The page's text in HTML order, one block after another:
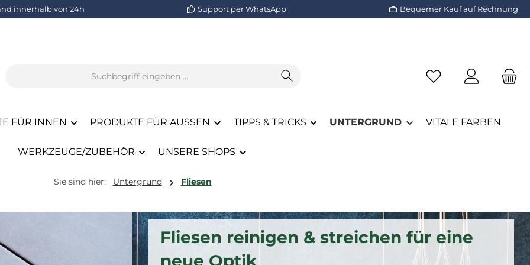
innerhalb von 24h Support per WhatsApp Bequemer Kauf auf Rechnung
Du hast 0 Produkte
FÜR INNEN PRODUKTE FÜR AUSSEN TIPPS & TRICKS UNTERGRUND VITALE FARBEN
WERKZEUGE/ZUBEHÖR UNSERE SHOPS
Sie sind hier: Untergrund Fliesen
Fliesen reinigen & streichen für eine
neue Optik